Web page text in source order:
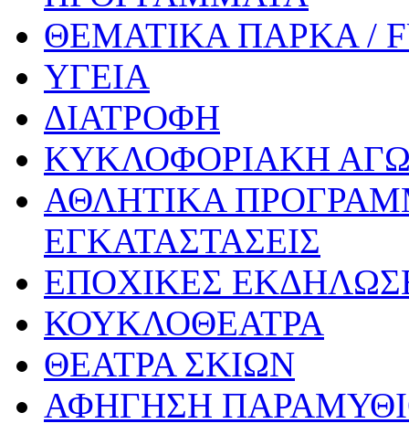
ΘΕΜΑΤΙΚΑ ΠΑΡΚΑ /
ΥΓΕΙΑ
ΔΙΑΤΡΟΦΗ
ΚΥΚΛΟΦΟΡΙΑΚΗ
ΑΘΛΗΤΙΚΑ
ΕΓΚΑΤΑΣΤΑΣΕΙΣ
ΕΠΟΧΙΚΕΣ
ΚΟΥΚΛΟΘΕΑΤΡΑ
ΘΕΑΤΡΑ ΣΚΙΩΝ
ΑΦΗΓΗΣΗ